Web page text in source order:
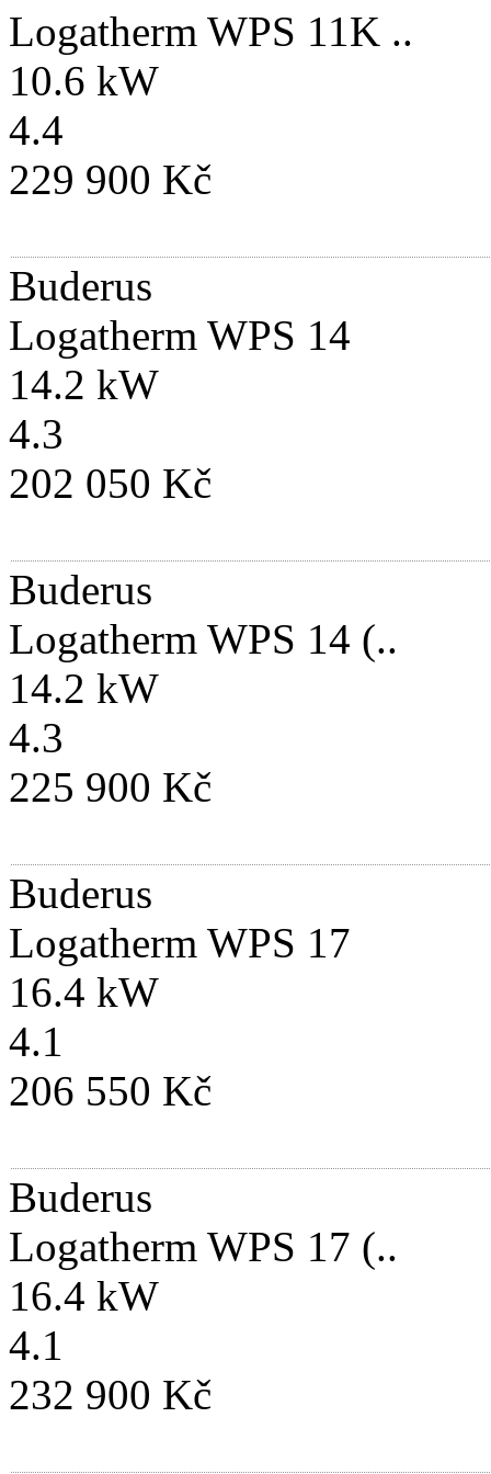
Logatherm WPS 11K ..
10.6 kW
4.4
229 900 Kč
Buderus
Logatherm WPS 14
14.2 kW
4.3
202 050 Kč
Buderus
Logatherm WPS 14 (..
14.2 kW
4.3
225 900 Kč
Buderus
Logatherm WPS 17
16.4 kW
4.1
206 550 Kč
Buderus
Logatherm WPS 17 (..
16.4 kW
4.1
232 900 Kč